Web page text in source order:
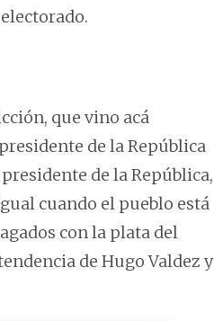
que vino acá
de la República
de la República,
cuando el pueblo está
con la plata del
de Hugo Valdez y